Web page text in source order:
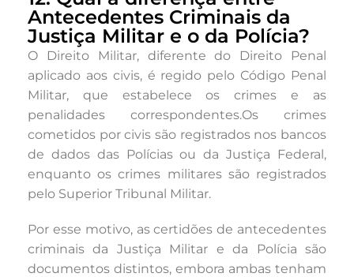
Antecedentes Criminais da
Justiça Militar e o da Polícia?
O Direito Militar, diferente do Direito Penal
aplicado aos civis, é regido pelo Código Penal
Militar, que estabelece os crimes e as
penalidades correspondentes.Os crimes
cometidos por civis são registrados nos bancos
de dados das Polícias ou da Justiça Federal,
enquanto os crimes militares são registrados
pelo Superior Tribunal Militar.
Por esse motivo, as certidões de antecedentes
criminais da Justiça Militar e da Polícia são
documentos distintos, embora ambas tenham